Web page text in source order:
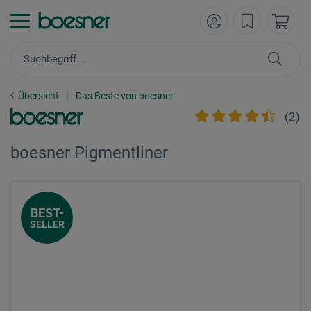
Übersicht Das Beste von boesner
(2)
boesner Pigmentliner
BEST-
SELLER